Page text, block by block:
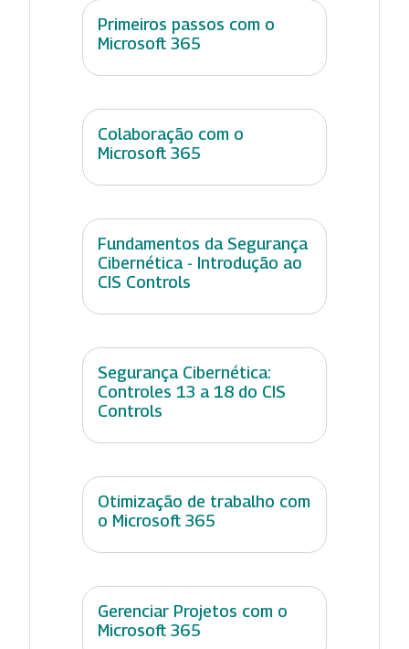
Primeiros passos com o
Microsoft 365
Colaboração com o
Microsoft 365
Fundamentos da Segurança
Cibernética - Introdução ao
CIS Controls
Segurança Cibernética:
Controles 13 a 18 do CIS
Controls
Otimização de trabalho com
o Microsoft 365
Gerenciar Projetos com o
Microsoft 365